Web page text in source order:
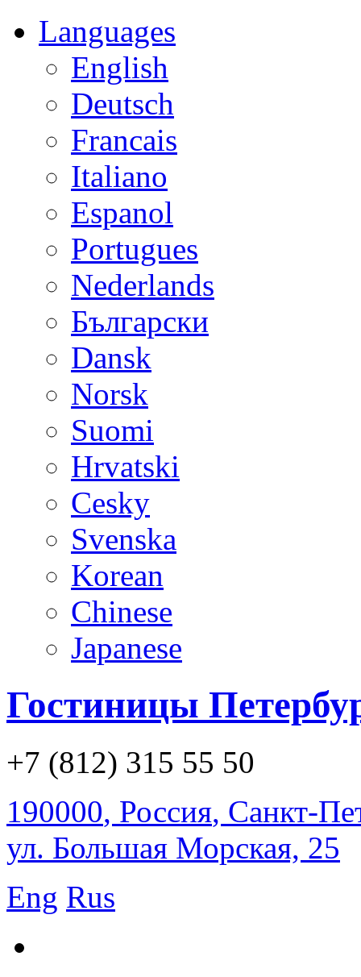
Languages
English
Deutsch
Francais
Italiano
Espanol
Portugues
Nederlands
Български
Dansk
Norsk
Suomi
Hrvatski
Cesky
Svenska
Korean
Chinese
Japanese
Гостиницы
+7 (812) 315 55 50
190000, Россия, Санкт-
ул. Большая Морская, 25
Eng Rus